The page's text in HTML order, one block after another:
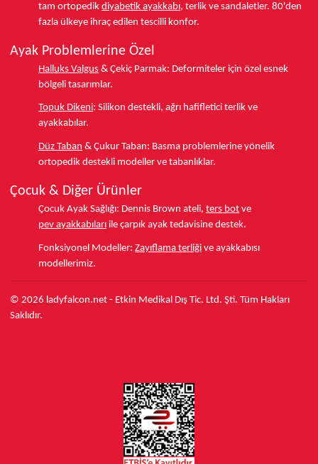
tam ortopedik diyabetik ayakkabı, terlik ve sandaletler. 80'den
fazla ülkeye ihraç edilen tescilli konfor.
Ayak Problemlerine Özel
Halluks Valgus & Çekiç Parmak: Deformiteler için özel esnek
bölgeli tasarımlar.
Topuk Dikeni: Silikon destekli, ağrı hafifletici terlik ve
ayakkabılar.
Düz Taban & Çukur Taban: Basma problemlerine yönelik
ortopedik destekli modeller ve tabanlıklar.
Çocuk & Diğer Ürünler
Çocuk Ayak Sağlığı: Dennis Brown ateli, ters bot ve
pev ayakkabıları ile çarpık ayak tedavisine destek.
Fonksiyonel Modeller: Zayıflama terliği ve ayakkabısı
modellerimiz.
© 2026 ladyfalcon.net - Etkin Medikal Dış Tic. Ltd. Şti. Tüm Hakları
Saklıdır.